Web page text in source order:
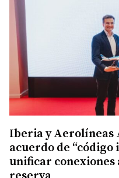
Iberia y Aerolíneas
acuerdo de
unificar conexiones